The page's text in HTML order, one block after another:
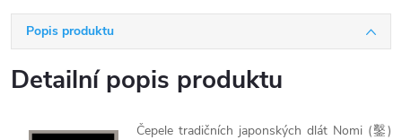
Popis produktu
Detailní popis produktu
Čepele tradičních japonských dlát Nomi (鑿)